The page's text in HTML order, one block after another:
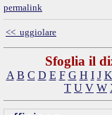
permalink
<< uggiolare
Sfoglia il
A B C D E F G H I J K
T U V W